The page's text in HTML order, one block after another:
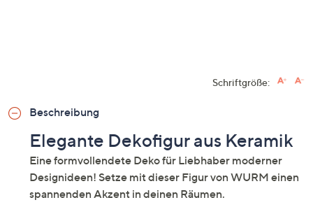
Schriftgröße:
Beschreibung
Elegante Dekofigur aus Keramik
Eine formvollendete Deko für Liebhaber moderner
Designideen! Setze mit dieser Figur von WURM einen
spannenden Akzent in deinen Räumen.